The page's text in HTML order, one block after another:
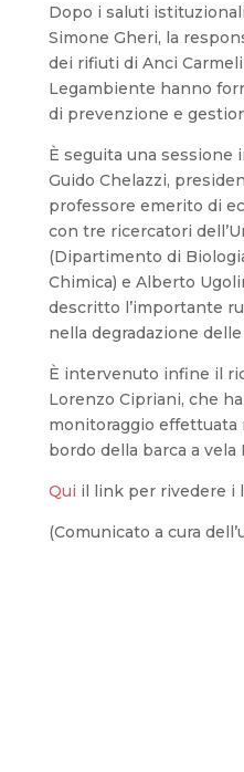
Dopo i saluti
Simone Gheri, la
dei rifiuti di Anci
Legambiente hanno
di prevenzione e
È seguita una
Guido Chelazzi,
professore emerito di
con tre ricercatori
(Dipartimento di
Chimica) e Alberto
descritto l’importante
nella degradazione
È intervenuto infine il
Lorenzo Cipriani, che
monitoraggio effettuata
bordo della barca a vela
Qui il link per rivedere i
(Comunicato a cura